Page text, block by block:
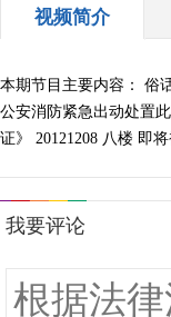
视频简介
本期节目主要内容： 俗
公安消防紧急出动处置
证》 20121208 八楼 即